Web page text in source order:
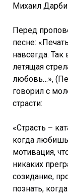
Михаил
Перед
песне:
навсегда.
летящая
любовь…»,
говорил с
страсти:
«Страсть –
когда
мотивация,
никаких
созидание,
познать,